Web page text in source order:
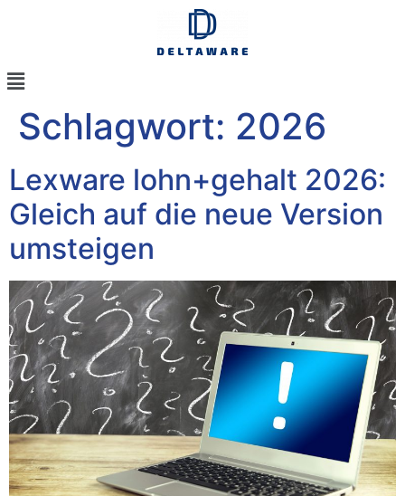
Schlagwort: 2026
Lexware lohn+gehalt 2026:
Gleich auf die neue Version
umsteigen